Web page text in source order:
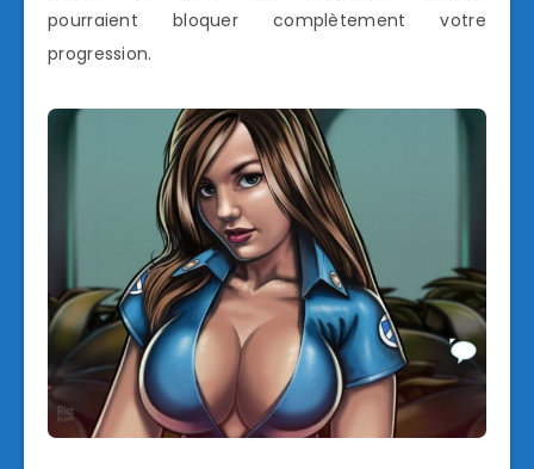
pourraient bloquer complètement votre
progression.